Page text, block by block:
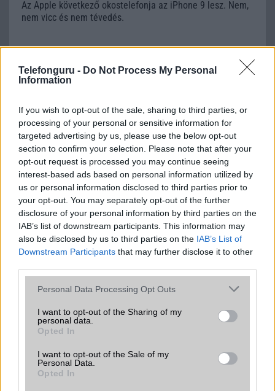
Telefonguru - Do Not Process My Personal
Information
If you wish to opt-out of the sale, sharing to third parties, or
processing of your personal or sensitive information for
targeted advertising by us, please use the below opt-out
section to confirm your selection. Please note that after your
opt-out request is processed you may continue seeing
interest-based ads based on personal information utilized by
us or personal information disclosed to third parties prior to
your opt-out. You may separately opt-out of the further
disclosure of your personal information by third parties on the
IAB’s list of downstream participants. This information may
also be disclosed by us to third parties on the IAB’s List of
Downstream Participants that may further disclose it to other
Please note that this website/app uses one or more Google
not limited to your visit or usage behaviour. You may click to
grant or deny consent to Google and its third-party tags to
use your data for below specified purposes in below Google
consent section.
Personal Data Processing Opt Outs
I want to opt-out of the Sharing of my
personal data.
Opted In
I want to opt-out of the Sale of my
Personal Data.
Opted In
Az Apple következő okostelefonja az iPhone 9 lesz. Nem,
nem vicc és nem tévedés.
Apple iPhone SE 4: megjelenési dátum,
ár, specifikációk, pletykák, stb.
Meddig kell várnunk az új olcsó iPhone-ra? Az Apple
iPhone SE termékcsaládja már régóta a legolcsóbban
megvásárolható új iPhone sorozat.
Kiderült az iOS 18 megjelenési dátuma:
ekkor frissítheted iPhone-odat
2024.09.10| Phone Arena
Az Apple a szeptember 9-i Glowtime eseményen
hivatalosan bejelentette, hogy az iOS 18 frissítés
szeptember 16-án érkezik a támogatott iPhone
18 frissítés is.
2018.07.06| GSM Arena
Ősszel mutatkozhat be a 6.1 colos iPhone 9, méghozzá
700 dolláros áron.